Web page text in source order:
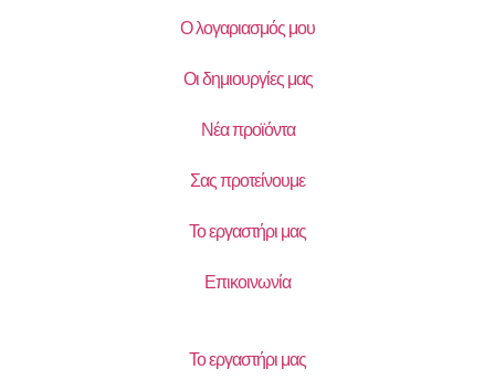
Ο λογαριασμός μου
Οι δημιουργίες μας
Νέα προϊόντα
Σας προτείνουμε
Το εργαστήρι μας
Επικοινωνία
Το εργαστήρι μας